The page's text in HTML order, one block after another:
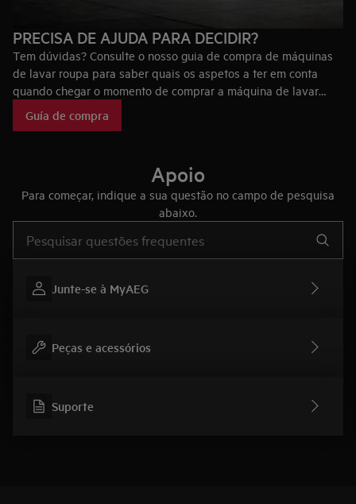
PRECISA DE AJUDA PARA DECIDIR?
Tem dúvidas? Consulte o nosso guia de compra de máquinas
de lavar roupa para saber quais os aspetos a ter em conta
quando chegar o momento de comprar a máquina de lavar
máquinas de lavar roupa AEG únicas no mercado.
Guía de compra
Apoio
Para começar, indique a sua questão no campo de pesquisa
abaixo.
Junte-se à MyAEG
Peças e acessórios
Suporte